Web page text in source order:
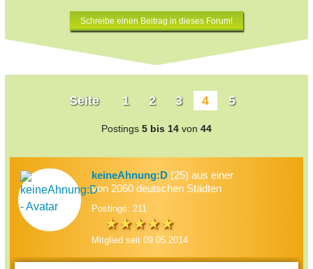
Schreibe einen Beitrag in dieses Forum!
Seite 1 2 3 4 5
Postings 5 bis 14 von 44
keineAhnung:D (25) aus einer
von 2060 deutschen Städten
Postings: 211
Mitglied seit 09.05.2014